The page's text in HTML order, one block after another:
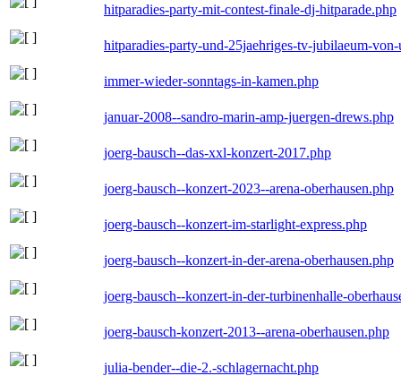
hitparadies-party-mit-contest-finale-dj-hitparade.php
hitparadies-party-und-25jaehriges-tv-jubilaeum-
immer-wieder-sonntags-in-kamen.php
januar-2008--sandro-marin-amp-juergen-drews.php
joerg-bausch--das-xxl-konzert-2017.php
joerg-bausch--konzert-2023--arena-oberhausen.php
joerg-bausch--konzert-im-starlight-express.php
joerg-bausch--konzert-in-der-arena-oberhausen.php
joerg-bausch--konzert-in-der-turbinenhalle-
joerg-bausch-konzert-2013--arena-oberhausen.php
julia-bender--die-2.-schlagernacht.php